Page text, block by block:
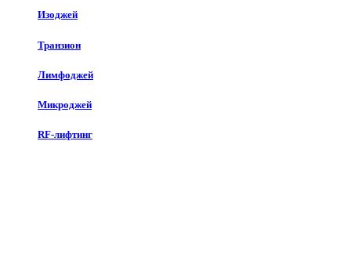
Изоджей
Транзион
Лимфоджей
Микроджей
RF-лифтинг